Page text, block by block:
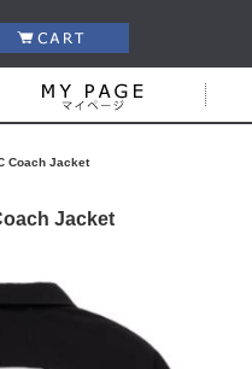
Coach Jacket
Jacket